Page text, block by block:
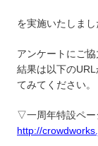
を実施いたしまし
アンケートにご
結果は以下の
てみてください。
▽一周年特設ペー
http://